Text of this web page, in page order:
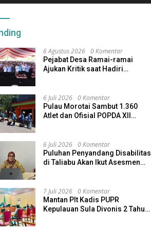
6 Agustus 2026 0 Komentar
Pejabat Desa Ramai-ramai
Ajukan Kritik saat Hadiri
6 Juli 2026 0 Komentar
Pulau Morotai Sambut 1.360
Atlet dan Ofisial POPDA XII
6 Juli 2026 0 Komentar
Puluhan Penyandang Disabilitas
di Taliabu Akan Ikut Asesmen
7 Juli 2026 0 Komentar
Mantan Plt Kadis PUPR
Kepulauan Sula Divonis 2 Tahun